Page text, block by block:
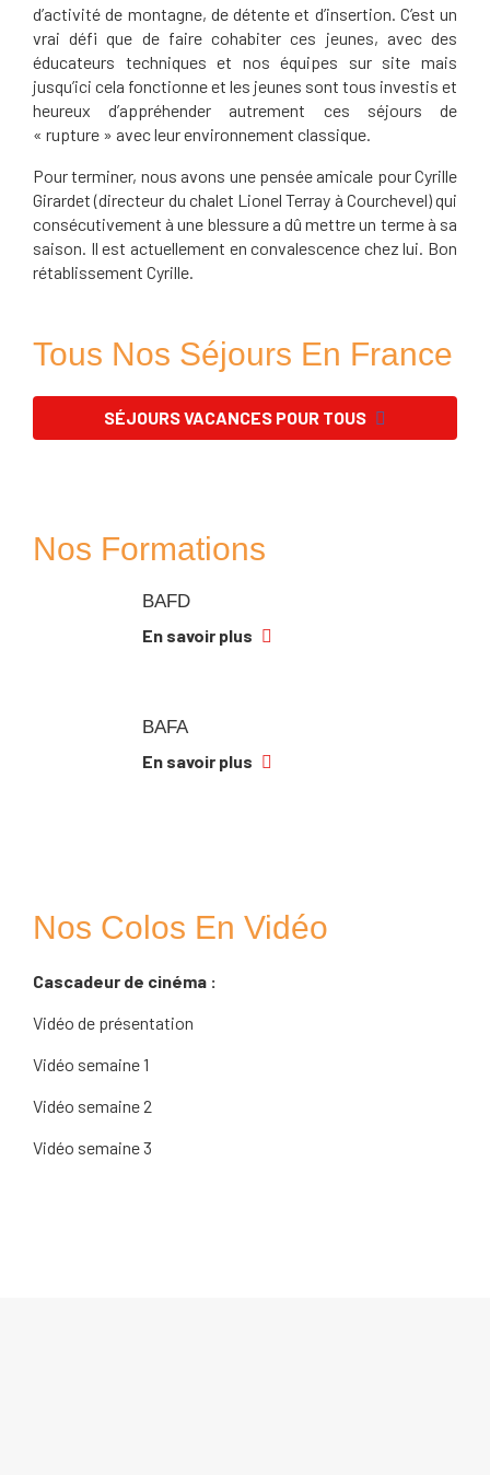
d’activité de montagne, de détente et d’insertion. C’est un
vrai défi que de faire cohabiter ces jeunes, avec des
éducateurs techniques et nos équipes sur site mais
jusqu’ici cela fonctionne et les jeunes sont tous investis et
heureux d’appréhender autrement ces séjours de
« rupture » avec leur environnement classique.
Pour terminer, nous avons une pensée amicale pour Cyrille
Girardet (directeur du chalet Lionel Terray à Courchevel) qui
consécutivement à une blessure a dû mettre un terme à sa
saison. Il est actuellement en convalescence chez lui. Bon
rétablissement Cyrille.
Tous Nos Séjours En France
SÉJOURS VACANCES POUR TOUS
Nos Formations
BAFD
En savoir plus
BAFA
En savoir plus
Nos Colos En Vidéo
Cascadeur de cinéma :
Vidéo de présentation
Vidéo semaine 1
Vidéo semaine 2
Vidéo semaine 3